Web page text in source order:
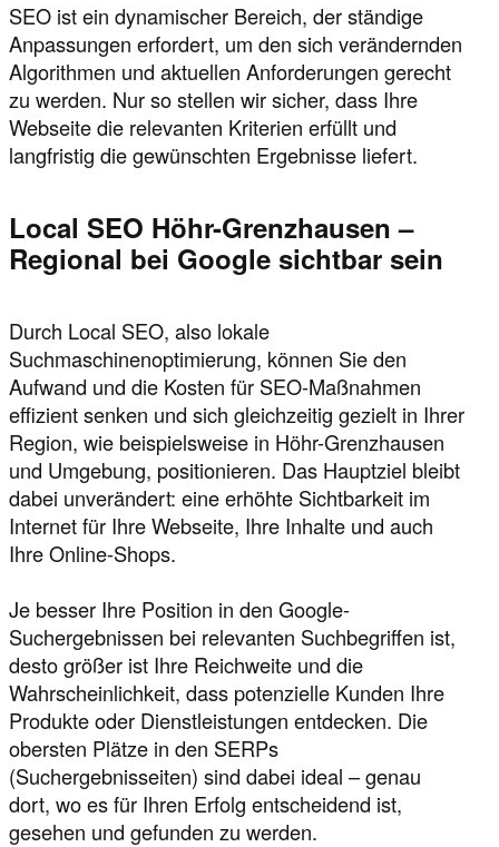
SEO ist ein dynamischer Bereich, der ständige
Anpassungen erfordert, um den sich verändernden
Algorithmen und aktuellen Anforderungen gerecht
zu werden. Nur so stellen wir sicher, dass Ihre
Webseite die relevanten Kriterien erfüllt und
langfristig die gewünschten Ergebnisse liefert.
Local SEO Höhr-Grenzhausen –
Regional bei Google sichtbar sein
Durch Local SEO, also lokale
Suchmaschinenoptimierung, können Sie den
Aufwand und die Kosten für SEO-Maßnahmen
effizient senken und sich gleichzeitig gezielt in Ihrer
Region, wie beispielsweise in Höhr-Grenzhausen
und Umgebung, positionieren. Das Hauptziel bleibt
dabei unverändert: eine erhöhte Sichtbarkeit im
Internet für Ihre Webseite, Ihre Inhalte und auch
Ihre Online-Shops.
Je besser Ihre Position in den Google-
Suchergebnissen bei relevanten Suchbegriffen ist,
desto größer ist Ihre Reichweite und die
Wahrscheinlichkeit, dass potenzielle Kunden Ihre
Produkte oder Dienstleistungen entdecken. Die
obersten Plätze in den SERPs
(Suchergebnisseiten) sind dabei ideal – genau
dort, wo es für Ihren Erfolg entscheidend ist,
gesehen und gefunden zu werden.